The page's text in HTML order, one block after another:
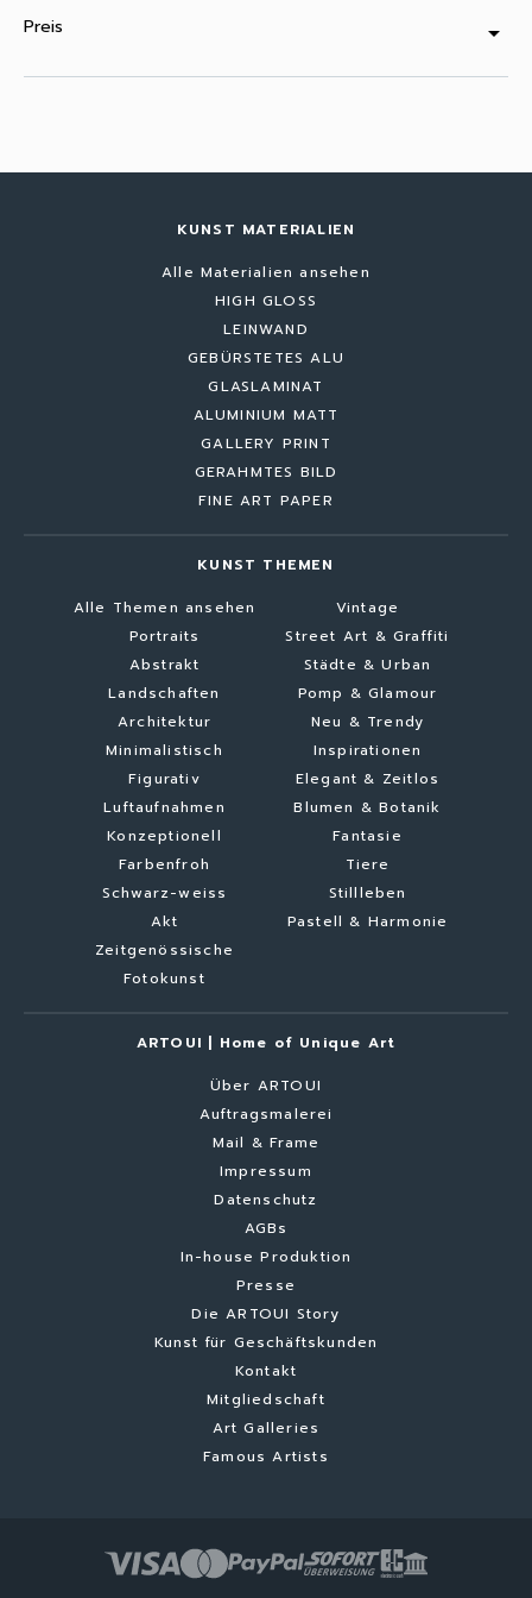
Preis arrow_drop_down
KUNST MATERIALIEN
Alle Materialien ansehen
HIGH GLOSS
LEINWAND
GEBÜRSTETES ALU
GLASLAMINAT
ALUMINIUM MATT
GALLERY PRINT
GERAHMTES BILD
FINE ART PAPER
KUNST THEMEN
Alle Themen ansehen
Portraits
Abstrakt
Landschaften
Architektur
Minimalistisch
Figurativ
Luftaufnahmen
Konzeptionell
Farbenfroh
Schwarz-weiss
Akt
Zeitgenössische
Fotokunst
Vintage
Street Art & Graffiti
Städte & Urban
Pomp & Glamour
Neu & Trendy
Inspirationen
Elegant & Zeitlos
Blumen & Botanik
Fantasie
Tiere
Stillleben
Pastell & Harmonie
ARTOUI | Home of Unique Art
Über ARTOUI
Auftragsmalerei
Mail & Frame
Impressum
Datenschutz
AGBs
In-house Produktion
Presse
Die ARTOUI Story
Kunst für Geschäftskunden
Kontakt
Mitgliedschaft
Art Galleries
Famous Artists